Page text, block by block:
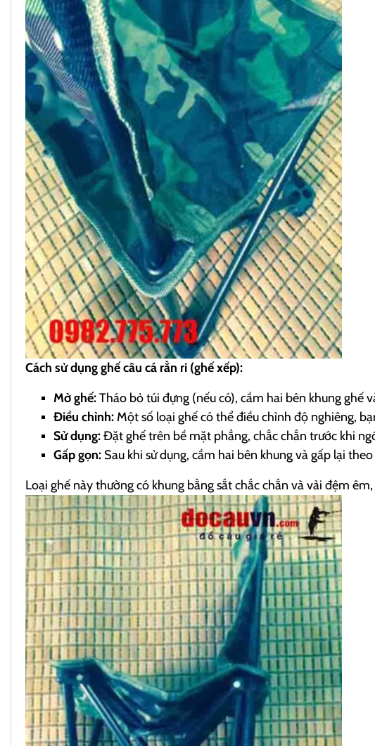
Cách sử dụng ghế câu cá rằn ri (ghế xếp):
Mở ghế:Tháo bỏ túi đựng (nếu có), cầm hai bên khung ghế
Điều chỉnh: Một số loại ghế có thể điều chỉnh độ nghiêng,
Sử dụng:Đặt ghế trên bề mặt phẳng, chắc chắn trước khi
Gấp gọn: Sau khi sử dụng, cầm hai bên khung và gấp lại
Loại ghế này thường có khung bằng sắt chắc chắn và vải đệm